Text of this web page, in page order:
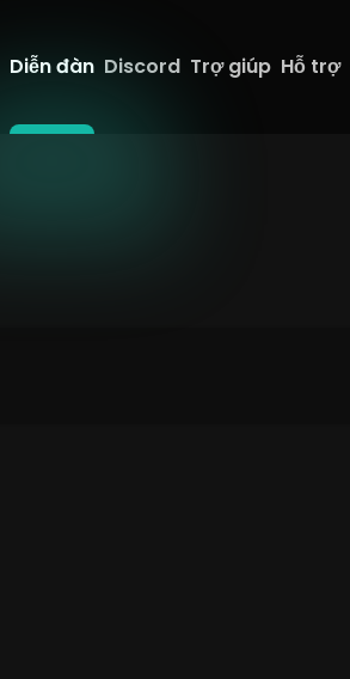
Diễn đàn Discord Trợ giúp Hỗ trợ